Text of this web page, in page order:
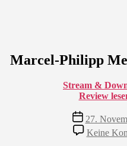
Marcel-Philipp
Stream &
Review
27.
Keine